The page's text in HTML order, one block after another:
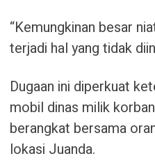
“Kemungkinan besar
terjadi hal yang tidak
Dugaan ini diperkuat
mobil dinas milik
berangkat bersama
lokasi Juanda.